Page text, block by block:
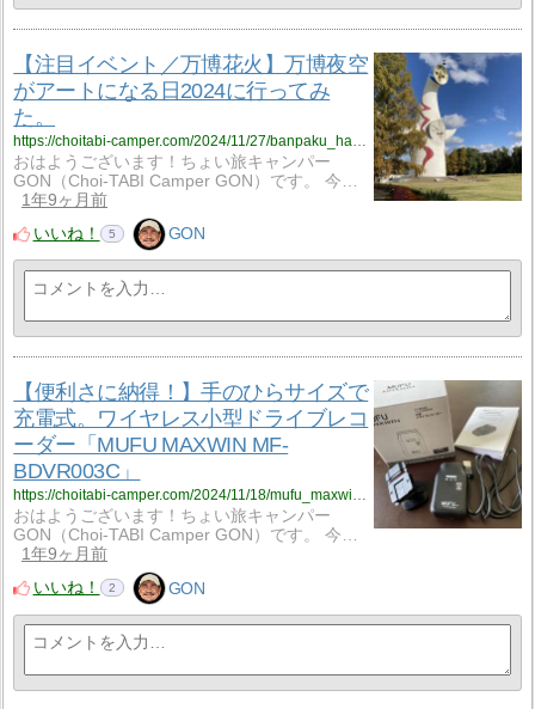
【注目イベント／万博花火】万博夜空
がアートになる日2024に行ってみ
た。
おはようございます！ちょい旅キャンパー
GON（Choi-TABI Camper GON）です。 今…
1年9ヶ月前
いいね！
5 GON
【便利さに納得！】手のひらサイズで
充電式。ワイヤレス小型ドライブレコ
ーダー「MUFU MAXWIN MF-
BDVR003C」
https://choitabi-camper.com/2024/11/18/mufu_maxwin_mf_bdvr003c/?utm_source=rss&utm_medium=rss&utm_campaign=mufu_maxwin_mf_bdvr003c
おはようございます！ちょい旅キャンパー
GON（Choi-TABI Camper GON）です。 今…
1年9ヶ月前
いいね！
2 GON